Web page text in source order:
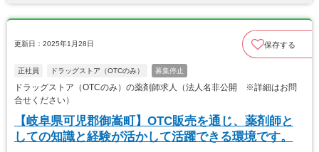
更新日：2025年1月28日 保存する
正社員 ドラッグストア（OTCのみ） 募集停止
ドラッグストア（OTCのみ）の薬剤師求人（法人名非公開 ※詳細はお問
合せください）
【岐阜県可児郡御嵩町】OTC販売を通じ、薬剤師と
しての知識と経験が活かして活躍できる環境です。